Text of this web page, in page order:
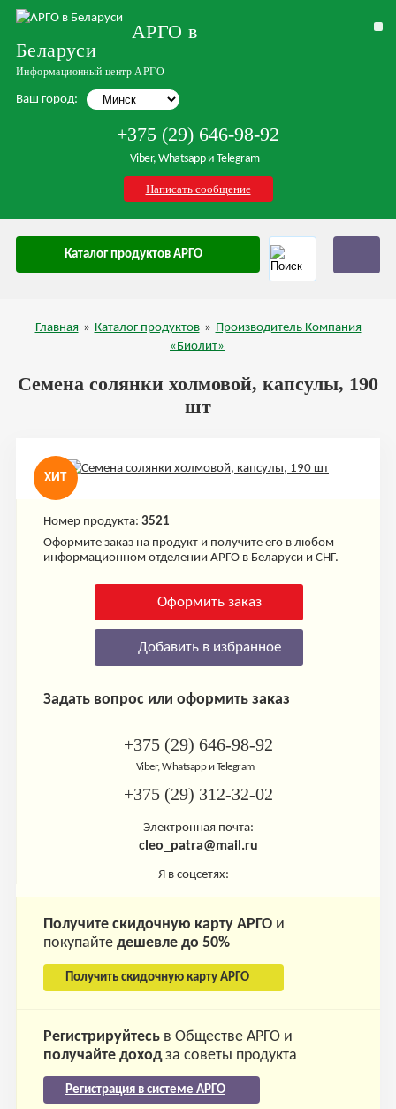
АРГО в
Беларуси
Информационный центр АРГО
Ваш город:
+375 (29) 646-98-92
Viber, Whatsapp и Telegram
Написать сообщение
Каталог продуктов АРГО
Главная » Каталог продуктов » Производитель Компания
«Биолит»
Семена солянки холмовой, капсулы, 190
шт
ХИТ
Номер продукта: 3521
Оформите заказ на продукт и получите его в любом
информационном отделении АРГО в Беларуси и СНГ.
Оформить заказ
Добавить в избранное
Задать вопрос или оформить заказ
+375 (29) 646-98-92
Viber, Whatsapp и Telegram
+375 (29) 312-32-02
Электронная почта:
cleo_patra@mail.ru
Я в соцсетях:
Получите скидочную карту АРГОи
покупайте дешевле до 50%
Получить скидочную карту АРГО
Регистрируйтесьв Обществе АРГО и
получайте доходза советы продукта
Регистрация в системе АРГО